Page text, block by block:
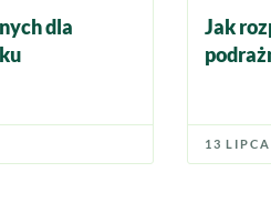
dla
Jak
13